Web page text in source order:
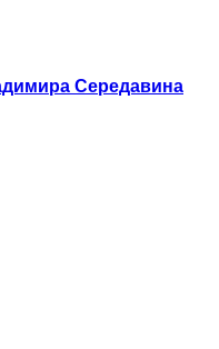
Середавина